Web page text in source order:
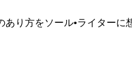
り方をソール•ライターに